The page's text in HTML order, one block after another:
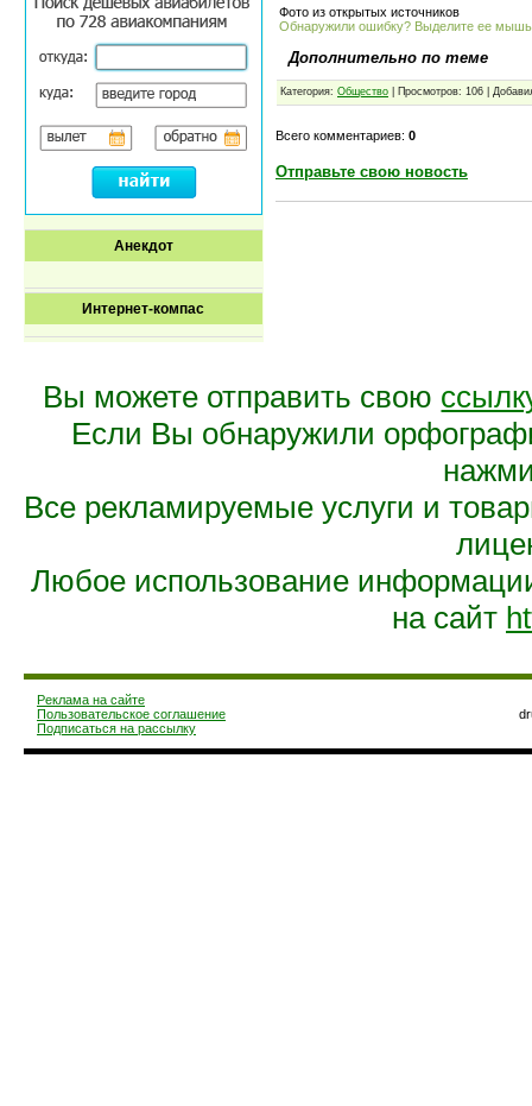
Анекдот
Интернет-компас
Фото из открытых источников
Обнаружили ошибку? Выделите ее
Дополнительно по теме
Категория: Общество | Просмотров: 106 |
Всего комментариев: 0
Отправьте свою новость
Вы можете отправить свою
Если Вы обнаружили
Все рекламируемые услуги и
Любое использование
на сайт
Реклама на сайте
Пользовательское соглашение
Подписаться на рассылку